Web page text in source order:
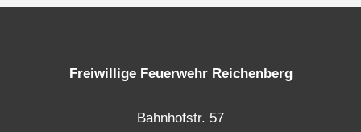
Freiwillige Feuerwehr Reichenberg
Bahnhofstr. 57